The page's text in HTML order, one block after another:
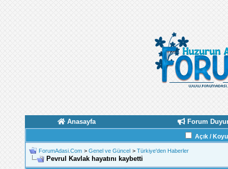
Anasayfa Forum
Açık /
ForumAdasi.Com > Genel ve Güncel > Türkiye'den Haberler
Pevrul Kavlak hayatını kaybetti